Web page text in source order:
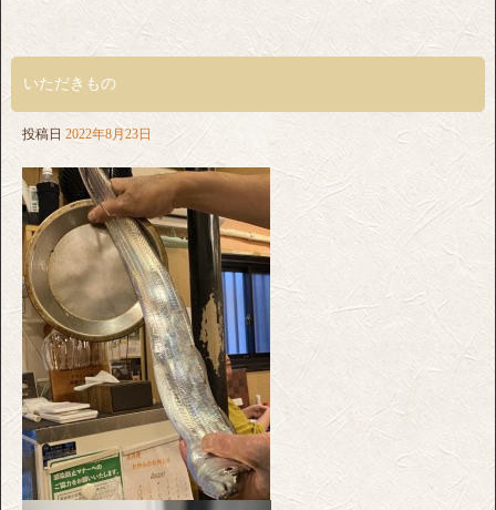
いただきもの
投稿日 2022年8月23日